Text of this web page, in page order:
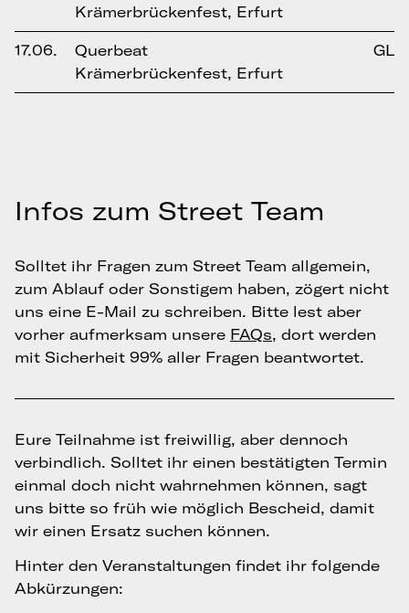
Krämerbrückenfest, Erfurt
17.06.
Querbeat
Krämerbrückenfest, Erfurt
GL
Infos zum Street Team
Solltet ihr Fragen zum Street Team allgemein,
zum Ablauf oder Sonstigem haben, zögert nicht
uns eine E-Mail zu schreiben. Bitte lest aber
vorher aufmerksam unsere FAQs, dort werden
mit Sicherheit 99% aller Fragen beantwortet.
Eure Teilnahme ist freiwillig, aber dennoch
verbindlich. Solltet ihr einen bestätigten Termin
einmal doch nicht wahrnehmen können, sagt
uns bitte so früh wie möglich Bescheid, damit
wir einen Ersatz suchen können.
Hinter den Veranstaltungen findet ihr folgende
Abkürzungen: